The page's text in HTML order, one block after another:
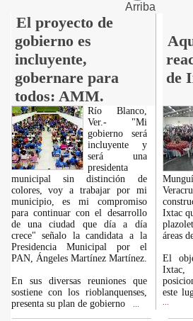
Arriba
El proyecto de
gobierno es
incluyente,
gobernare para
todos: AMM.
de
Río Blanco,
Ver.- "Mi
gobierno será
incluyente y
será una
presidenta
municipal sin distinción de
colores, voy a trabajar por mi
municipio, es mi compromiso
para continuar con el desarrollo
de una ciudad que día a día
crece" señalo la candidata a la
Presidencia Municipal por el
PAN, Ángeles Martínez Martínez.
En sus diversas reuniones que
sostiene con los rioblanquenses,
presenta su plan de gobierno
Ixtac
áreas
El
este